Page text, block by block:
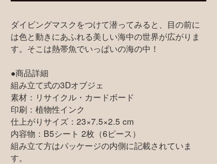
ダイビングマスクをつけて潜ってみると、目の前に
は色と動きにあふれる美しい海中の世界が広がりま
す。そこは熱帯魚でいっぱいの海の中！
●商品詳細
組み立て式の3Dオブジェ
素材：リサイクル・カードボード
印刷：植物性インク
仕上がりサイズ：23×7.5×2.5 cm
内容物：B5シート 2枚（6ピース）
組み立て方はパッケージの内側に記載されていま
す。